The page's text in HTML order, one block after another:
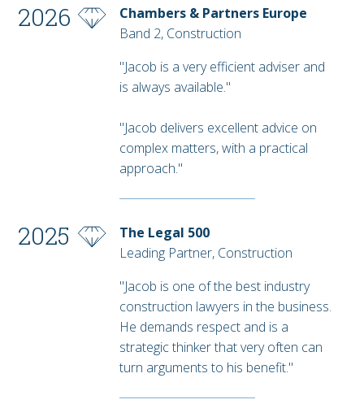
2026
Chambers & Partners Europe
Band 2, Construction
"Jacob is a very efficient adviser and
is always available."
"Jacob delivers excellent advice on
complex matters, with a practical
approach."
2025
The Legal 500
Leading Partner, Construction
"Jacob is one of the best industry
construction lawyers in the business.
He demands respect and is a
strategic thinker that very often can
turn arguments to his benefit."